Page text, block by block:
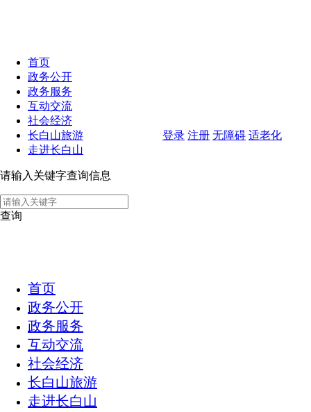
首页
政务公开
政务服务
互动交流
社会经济
长白山旅游
走进长白山
请输入关键字查询信息
查询
首页
政务公开
政务服务
互动交流
社会经济
长白山旅游
走进长白山
登录 注册 无障碍 适老化